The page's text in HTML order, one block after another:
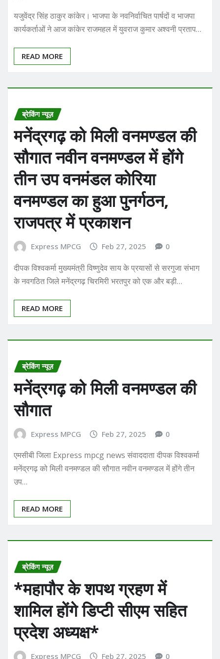
यजुवेंद्र सिंह ठाकुर कांकेर। भाजपा के नवनिर्वाचित पार्षदों व भाजपा
कार्यकर्ताओं ने आज कांकेर राजमहल में युवराज कुमार अश्वनी प्रताप…
READ MORE
ब्रेकिंग न्यूज़
मनेंद्रगढ़ को मिली वनमण्डल की
सौगात नवीन वनमण्डल में होंगे
तीन उप वनमंडल कोरिया
वनमण्डल का हुआ पुनर्गठन,
राजपत्र में प्रकाशन
Express MPCG Feb 27, 2025 0
दीपक विश्वकर्मा मुख्यमंत्री विष्णुदेव साय के प्रयासों से सरगुजा संभाग
के नवगठित जिले मनेंद्रगढ़ चिरमिरी भरतपुर को एक और बड़ी…
READ MORE
ब्रेकिंग न्यूज़
मनेंद्रगढ़ को मिली वनमण्डल की
सौगात
Express MPCG Feb 27, 2025 0
एमसीबी जिला Express mpcg news संवाददाता दीपक विश्वकर्मा
मनेंद्रगढ़ को मिली वनमण्डल की सौगात नवीन वनमण्डल में होंगे तीन
उप…
READ MORE
ब्रेकिंग न्यूज़
*महापौर के शपथ ग्रहण में
शामिल होंगे डिप्टी सीएम सहित
प्रदेश अध्यक्ष*
Express MPCG Feb 27, 2025 0